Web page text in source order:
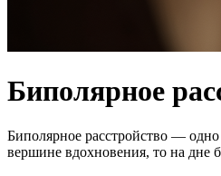
Биполярное
Биполярное расстройство —
вершине вдохновения, то на дне